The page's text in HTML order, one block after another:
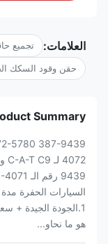
العلامات: تجميع
حقن وقود السكك
Summary
1.الجودة الجيدة +
هو ما نحاو...